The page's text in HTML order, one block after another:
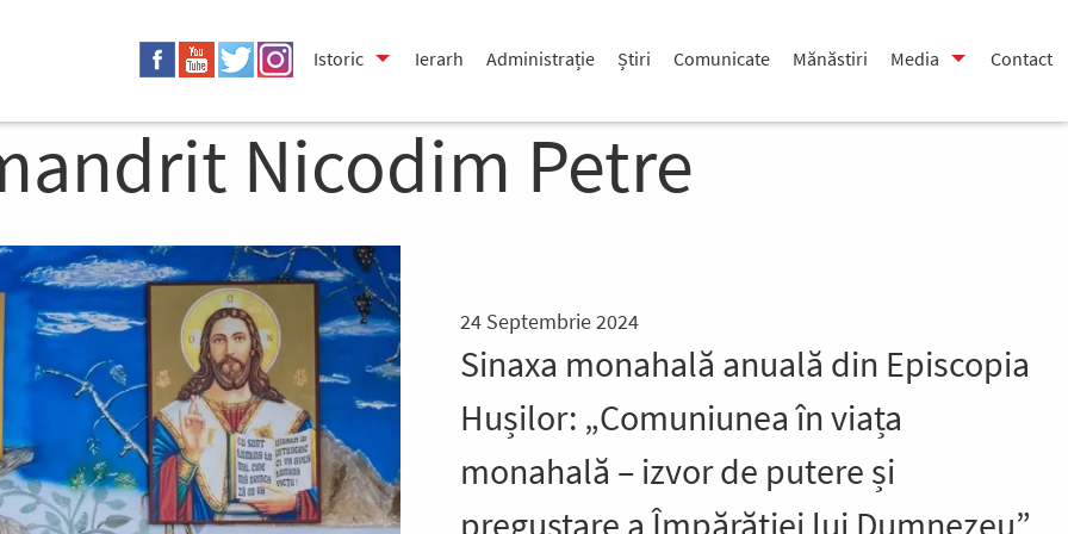
Istoric Ierarh Administrație Știri Comunicate Mănăstiri Media Contact
Nicodim Petre
24 Septembrie 2024
Sinaxa monahală anuală din Episcopia
Hușilor: „Comuniunea în viața
monahală – izvor de putere și
pregustare a Împărăției lui Dumnezeu”